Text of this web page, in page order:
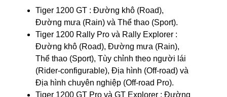
Tiger 1200 GT : Đường khô (Road),
Đường mưa (Rain) và Thể thao (Sport).
Tiger 1200 Rally Pro và Rally Explorer :
Đường khô (Road), Đường mưa (Rain),
Thể thao (Sport), Tùy chỉnh theo người lái
(Rider-configurable), Địa hình (Off-road) và
Địa hình chuyên nghiệp (Off-road Pro).
Tiger 1200 GT Pro và GT Explorer : Đường